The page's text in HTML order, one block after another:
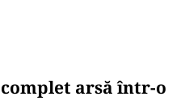
arsă într-o